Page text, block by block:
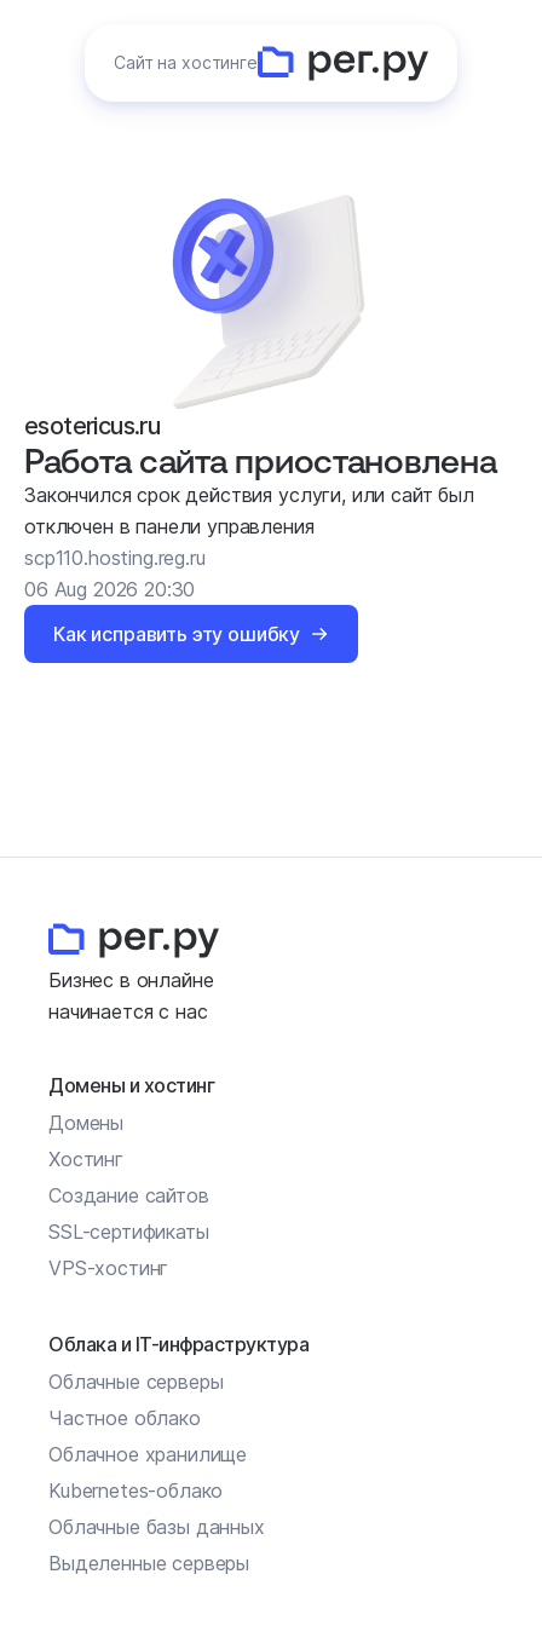
Сайт на хостинге
esotericus.ru
Работа сайта приостановлена
Закончился срок действия услуги, или сайт был
отключен в панели управления
scp110.hosting.reg.ru
06 Aug 2026 20:30
Как исправить эту ошибку
Бизнес в онлайне
начинается с нас
Домены и хостинг
Домены
Хостинг
Создание сайтов
SSL-сертификаты
VPS-хостинг
Облака и IT-инфраструктура
Облачные серверы
Частное облако
Облачное хранилище
Kubernetes-облако
Облачные базы данных
Выделенные серверы